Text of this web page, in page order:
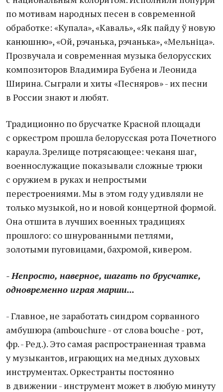
по мотивам народных песен в современной
обработке: «Купала», «Каваль», «Як пайду ў новую
канюшню», «Ой, рэчанька, рэчанька», «Мельніца».
Прозвучала и современная музыка белорусских
композиторов Владимира Бубена и Леонида
Ширина. Сыграли и хиты «Песняров» - их песни
в России знают и любят.
Традиционно по брусчатке Красной площади
с оркестром прошла белорусская рота Почетного
караула. Зрелище потрясающее: чеканя шаг,
военнослужащие показывали сложные трюки
с оружием в руках и непростыми
перестроениями. Мы в этом году удивляли не
только музыкой, но и новой концертной формой.
Она отшита в лучших военных традициях
прошлого: со шнурованными петлями,
золотыми пуговицами, бахромой, кивером.
- Непросто, наверное, шагать по брусчатке,
одновременно играя марши...
- Главное, не заработать синдром сорванного
амбушюра (ambouchure - от слова bouche - рот,
фр. - Ред.). Это самая распространенная травма
у музыкантов, играющих на медных духовых
инструментах. Оркестранты постоянно
в движении - инструмент может в любую минуту